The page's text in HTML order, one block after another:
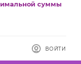
суммы
ВОЙТИ